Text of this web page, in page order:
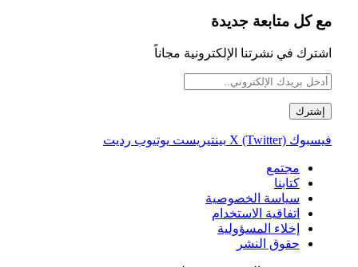
مع كل متابعة جديدة
اشترك في نشرتنا الإلكترونية مجاناً
فيسبوك X (Twitter) بينتيريست يوتيوب رديت
مجتمع
كتابنا
سياسة الخصوصية
اتفاقية الاستخدام
إخلاء المسؤولية
حقوق النشر